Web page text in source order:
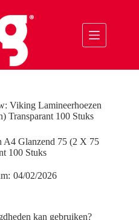
Viking Lamineerhoezen
Transparant 100 Stuks
A4 Glanzend 75 (2 X 75
100 Stuks
04/02/2026
kan gebruiken?